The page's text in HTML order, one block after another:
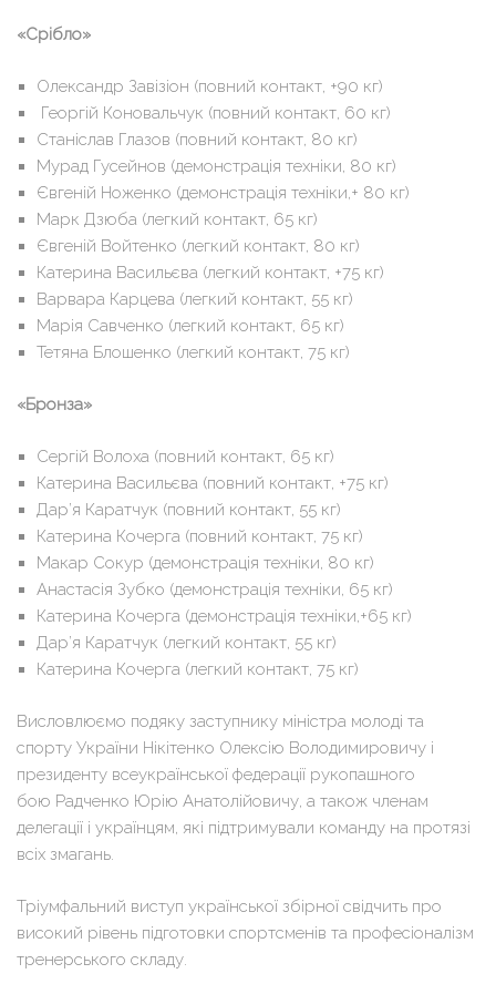
«Срібло»
Олександр Завізіон (повний контакт, +90 кг)
Георгій Коновальчук (повний контакт, 60 кг)
Станіслав Глазов (повний контакт, 80 кг)
Мурад Гусейнов (демонстрація техніки, 80 кг)
Євгеній Ноженко (демонстрація техніки,+ 80 кг)
Марк Дзюба (легкий контакт, 65 кг)
Євгеній Войтенко (легкий контакт, 80 кг)
Катерина Васильєва (легкий контакт, +75 кг)
Варвара Карцева (легкий контакт, 55 кг)
Марія Савченко (легкий контакт, 65 кг)
Тетяна Блошенко (легкий контакт, 75 кг)
«Бронза»
Сергій Волоха (повний контакт, 65 кг)
Катерина Васильєва (повний контакт, +75 кг)
Дар’я Каратчук (повний контакт, 55 кг)
Катерина Кочерга (повний контакт, 75 кг)
Макар Сокур (демонстрація техніки, 80 кг)
Анастасія Зубко (демонстрація техніки, 65 кг)
Катерина Кочерга (демонстрація техніки,+65 кг)
Дар’я Каратчук (легкий контакт, 55 кг)
Катерина Кочерга (легкий контакт, 75 кг)
Висловлюємо подяку заступнику міністра молоді та
спорту України Нікітенко Олексію Володимировичу і
президенту всеукраїнської федерації рукопашного
бою Радченко Юрію Анатолійовичу, а також членам
делегації і українцям, які підтримували команду на протязі
всіх змагань.
Тріумфальний виступ української збірної свідчить про
високий рівень підготовки спортсменів та професіоналізм
тренерського складу.